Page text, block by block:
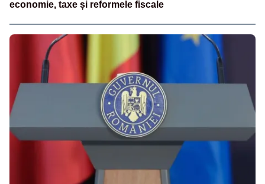
economie, taxe și reformele fiscale